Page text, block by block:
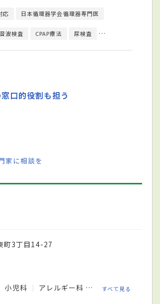
応 日本循環器学会循環器専門医
波検査 CPAP療法 尿検査 インフルエンザ抗原
口的役割も担う
家に相談を
町3丁目14-27
小児科 アレルギー科 外科
すべて見る